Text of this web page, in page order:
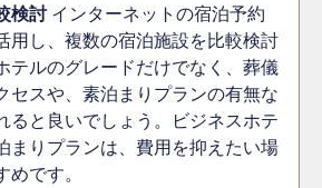
検討インターネットの宿泊予約
用し、複数の宿泊施設を比較検討
テルのグレードだけでなく、葬儀
セスや、素泊まりプランの有無な
ると良いでしょう。ビジネスホテ
まりプランは、費用を抑えたい場
です。